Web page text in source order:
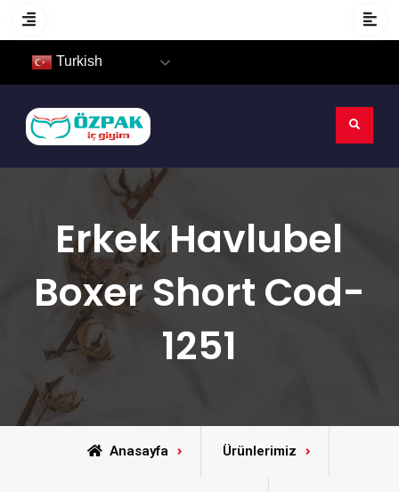
Turkish
Erkek Havlubel
Boxer Short Cod-
1251
Anasayfa Ürünlerimiz